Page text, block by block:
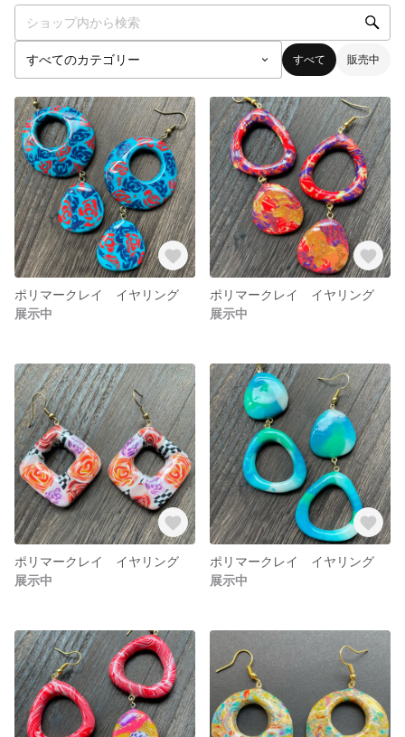
すべて 販売中
ポリマークレイ イヤリング
展示中
ポリマークレイ イヤリング
展示中
ポリマークレイ イヤリング
展示中
ポリマークレイ イヤリング
展示中